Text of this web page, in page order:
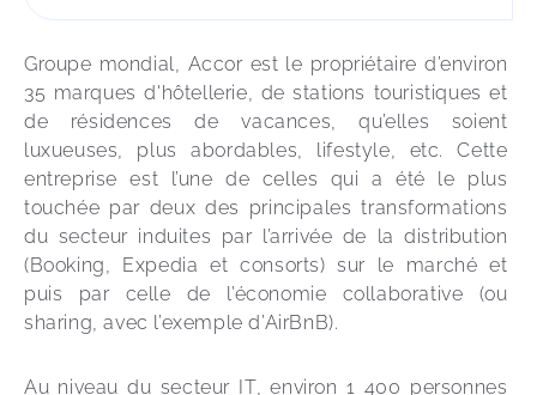
Groupe mondial, Accor est le propriétaire d’environ
35 marques d'hôtellerie, de stations touristiques et
de résidences de vacances, qu’elles soient
luxueuses, plus abordables, lifestyle, etc. Cette
entreprise est l’une de celles qui a été le plus
touchée par deux des principales transformations
du secteur induites par l’arrivée de la distribution
(Booking, Expedia et consorts) sur le marché et
puis par celle de l’économie collaborative (ou
sharing, avec l’exemple d’AirBnB).
Au niveau du secteur IT, environ 1 400 personnes